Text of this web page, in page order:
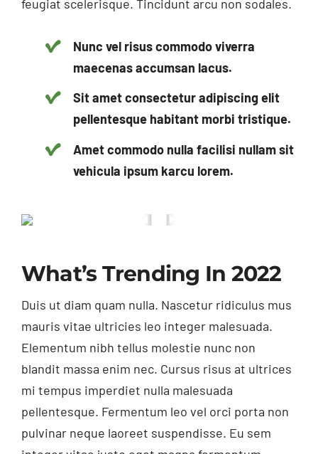
feugiat scelerisque. Tincidunt arcu non sodales.
Nunc vel risus commodo viverra
maecenas accumsan lacus.
Sit amet consectetur adipiscing elit
pellentesque habitant morbi tristique.
Amet commodo nulla facilisi nullam sit
vehicula ipsum karcu lorem.
What’s Trending In 2022
Duis ut diam quam nulla. Nascetur ridiculus mus
mauris vitae ultricies leo integer malesuada.
Elementum nibh tellus molestie nunc non
blandit massa enim nec. Cursus risus at ultrices
mi tempus imperdiet nulla malesuada
pellentesque. Fermentum leo vel orci porta non
pulvinar neque laoreet suspendisse. Eu sem